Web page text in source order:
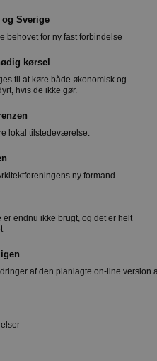
og Sverige
behovet for ny fast forbindelse
kørsel
til at køre både økonomisk og
hvis de ikke gør.
lokal tilstedeværelse.
ny formand
endnu ikke brugt, og det er helt
af den planlagte on-line version